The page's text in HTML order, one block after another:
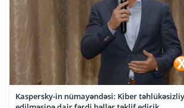
Kaspersky-in nümayəndəsi: Kiber